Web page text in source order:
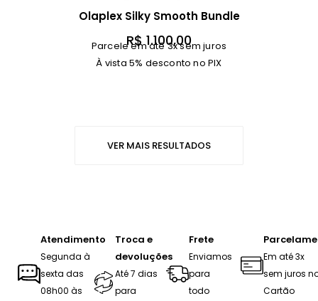
Olaplex Silky Smooth Bundle
R$1.100,00
Parcele em até 3x sem juros
À vista 5% desconto no PIX
VER MAIS RESULTADOS
Atendimento
Segunda à
sexta das
08h00 às
Troca e
devoluções
Até 7 dias
para
Frete
Enviamos
para
todo
Em até 3x
sem juros
Cartão